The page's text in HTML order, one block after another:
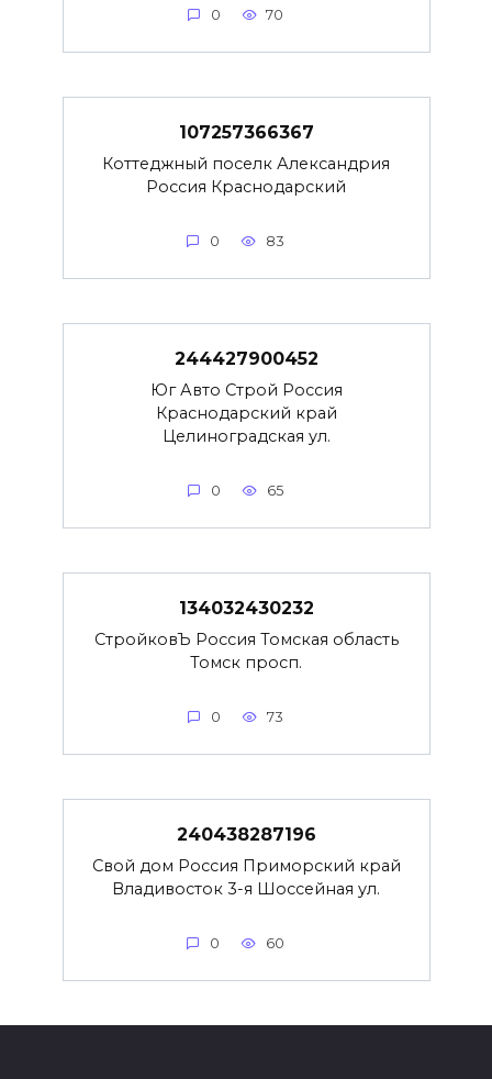
0 70
107257366367
Коттеджный поселк Александрия
Россия Краснодарский
0 83
244427900452
Юг Авто Строй Россия
Краснодарский край
Целиноградская ул.
0 65
134032430232
СтройковЪ Россия Томская область
Томск просп.
0 73
240438287196
Свой дом Россия Приморский край
Владивосток 3-я Шоссейная ул.
0 60